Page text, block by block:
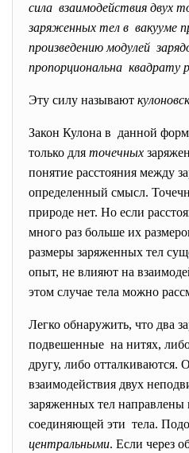
сила взаимодействия двух
заряженных тел в вакууме
произведению модулей
пропорциональна квадрату
Эту силу называют
Закон Кулона в данной
только для точечных
понятие расстояния между
определенный смысл.
природе нет. Но если
много раз больше их
размеры заряженных тел
опыт, не влияют на
этом случае тела можно
Легко обнаружить, что два
подвешенные на нитях,
другу, либо отталкиваются.
взаимодействия двух
заряженных тел направлены
соединяющей эти тела.
центральными. Если через